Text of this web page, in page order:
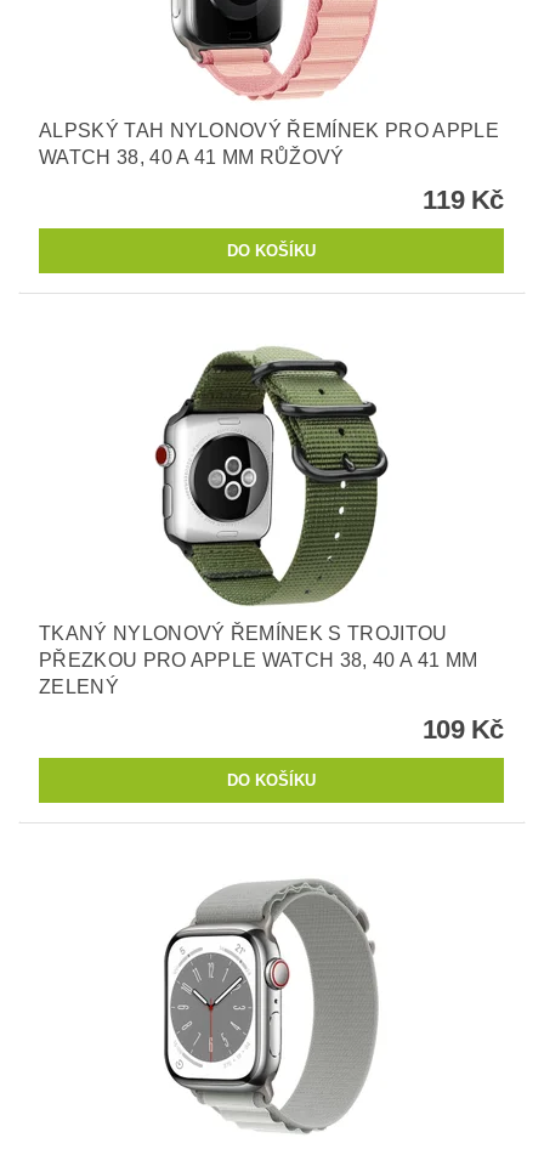
ALPSKÝ TAH NYLONOVÝ ŘEMÍNEK PRO APPLE
WATCH 38, 40 A 41 MM RŮŽOVÝ
119 Kč
TKANÝ NYLONOVÝ ŘEMÍNEK S TROJITOU
PŘEZKOU PRO APPLE WATCH 38, 40 A 41 MM
ZELENÝ
109 Kč